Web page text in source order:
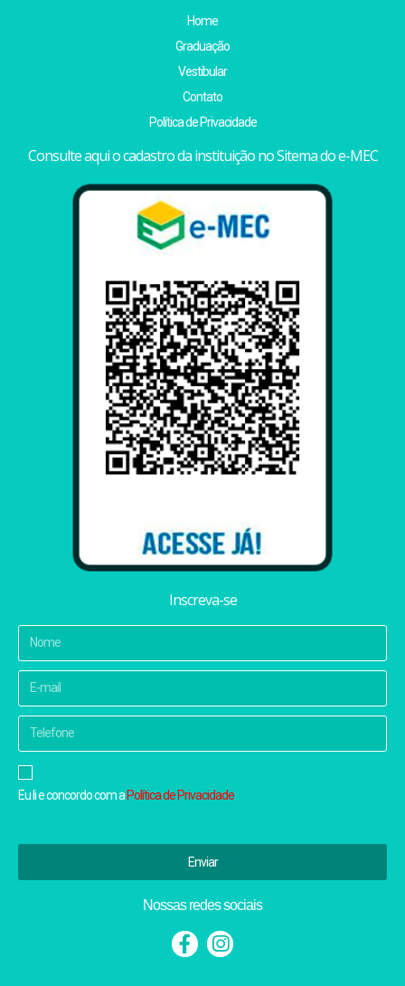
Home
Graduação
Vestibular
Contato
Política de Privacidade
Consulte aqui o cadastro da instituição no Sitema do e-MEC
Inscreva-se
Eu li e concordo com a Política de Privacidade
Enviar
Nossas redes sociais